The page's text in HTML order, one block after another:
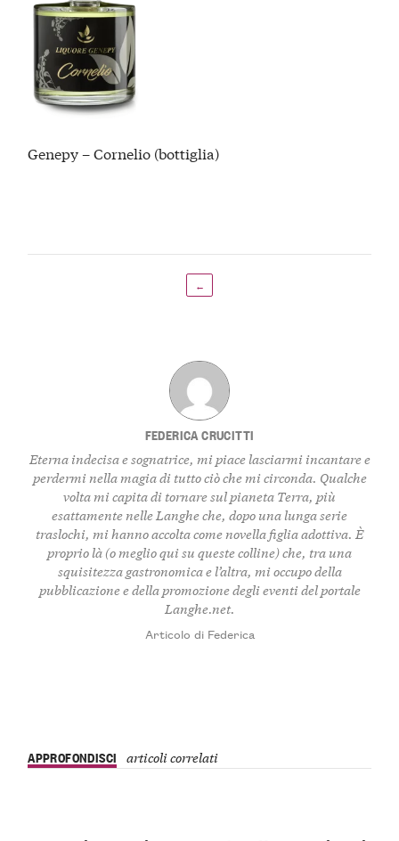
Genepy – Cornelio (bottiglia)
←
FEDERICA CRUCITTI
Eterna indecisa e sognatrice, mi piace lasciarmi incantare e
perdermi nella magia di tutto ciò che mi circonda. Qualche
volta mi capita di tornare sul pianeta Terra, più
esattamente nelle Langhe che, dopo una lunga serie
traslochi, mi hanno accolta come novella figlia adottiva. È
proprio là (o meglio qui su queste colline) che, tra una
squisitezza gastronomica e l’altra, mi occupo della
pubblicazione e della promozione degli eventi del portale
Langhe.net.
Articolo di Federica
APPROFONDISCI articoli correlati